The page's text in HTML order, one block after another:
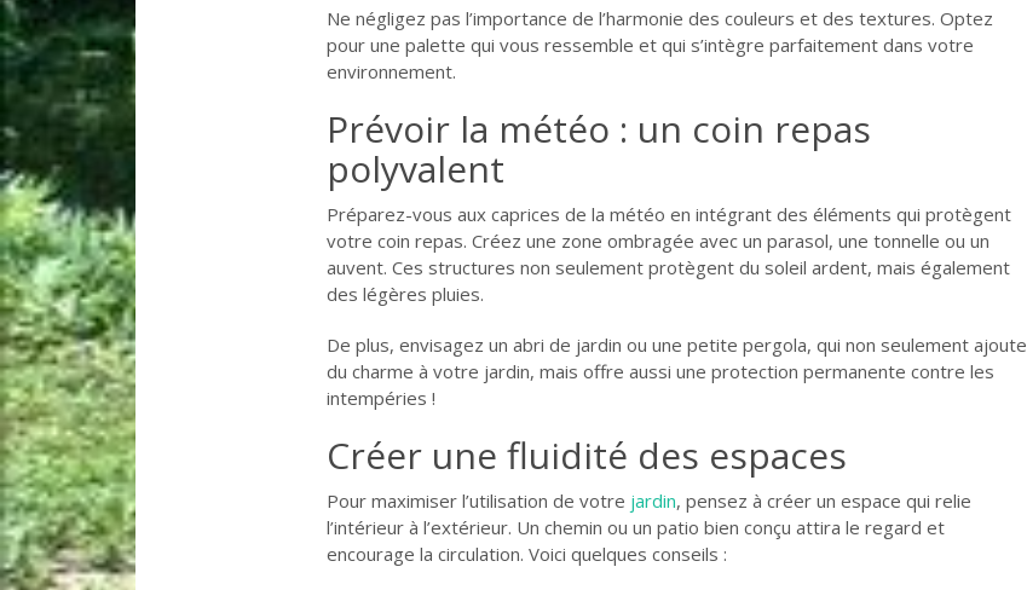
Ne négligez pas l’importance de l’harmonie des couleurs et des textures. Optez
pour une palette qui vous ressemble et qui s’intègre parfaitement dans votre
environnement.
Prévoir la météo : un coin repas
polyvalent
Préparez-vous aux caprices de la météo en intégrant des éléments qui protègent
votre coin repas. Créez une zone ombragée avec un parasol, une tonnelle ou un
auvent. Ces structures non seulement protègent du soleil ardent, mais également
des légères pluies.
De plus, envisagez un abri de jardin ou une petite pergola, qui non seulement ajoute
du charme à votre jardin, mais offre aussi une protection permanente contre les
intempéries !
Créer une fluidité des espaces
Pour maximiser l’utilisation de votre jardin, pensez à créer un espace qui relie
l’intérieur à l’extérieur. Un chemin ou un patio bien conçu attira le regard et
encourage la circulation. Voici quelques conseils :